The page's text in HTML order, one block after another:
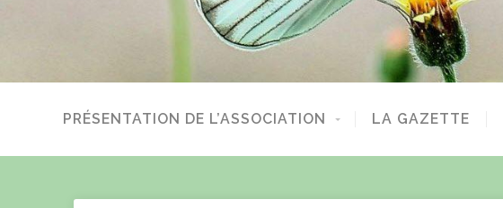
PRÉSENTATION DE L’ASSOCIATION LA GAZETTE